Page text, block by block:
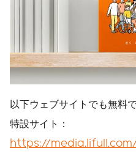
以下ウェブサイトでも無料
特設サイト：
https://